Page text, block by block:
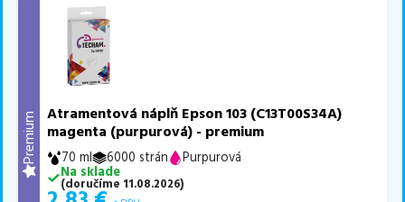
Premium
Atramentová náplň Epson 103 (C13T00S34A)
magenta (purpurová) - premium
70 ml 6000 strán
Purpurová
Na sklade
(doručíme 11.08.2026)